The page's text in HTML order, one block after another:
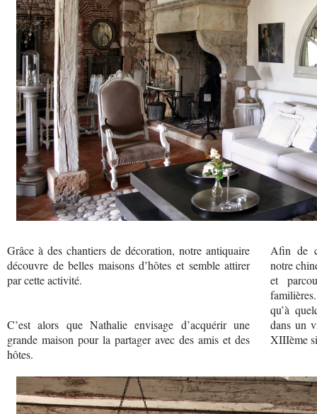
Grâce à des chantiers de décoration, notre antiquaire
découvre de belles maisons d’hôtes et semble attirer
par cette activité.
C’est alors que Nathalie envisage d’acquérir une
grande maison pour la partager avec des amis et des
hôtes.
Afin de
notre
et
qu’à
dans un
XIIIème